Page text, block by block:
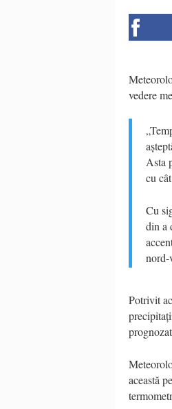
vedere
Asta
cu
Cu
din a
nord-
Potrivit
această